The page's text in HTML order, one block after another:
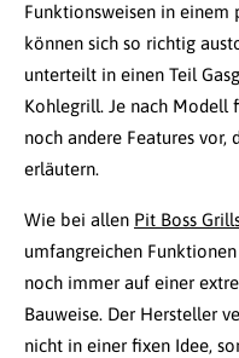
Funktionsweisen in einem
können sich so richtig
unterteilt in einen Teil
Kohlegrill. Je nach Modell
noch andere Features vor,
erläutern.
Wie bei allen Pit Boss
umfangreichen
noch immer auf einer
Bauweise. Der Hersteller
nicht in einer fixen Idee,